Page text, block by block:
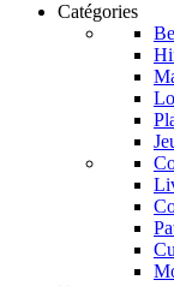
Catégories